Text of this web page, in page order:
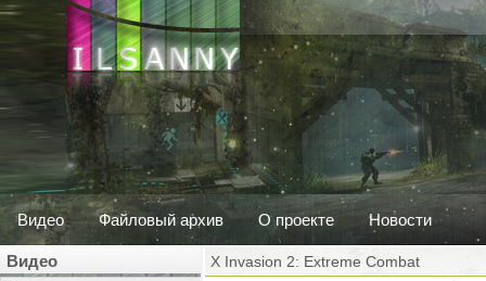
Видео Файловый архив О проекте Новости
Видео X Invasion 2: Extreme Combat